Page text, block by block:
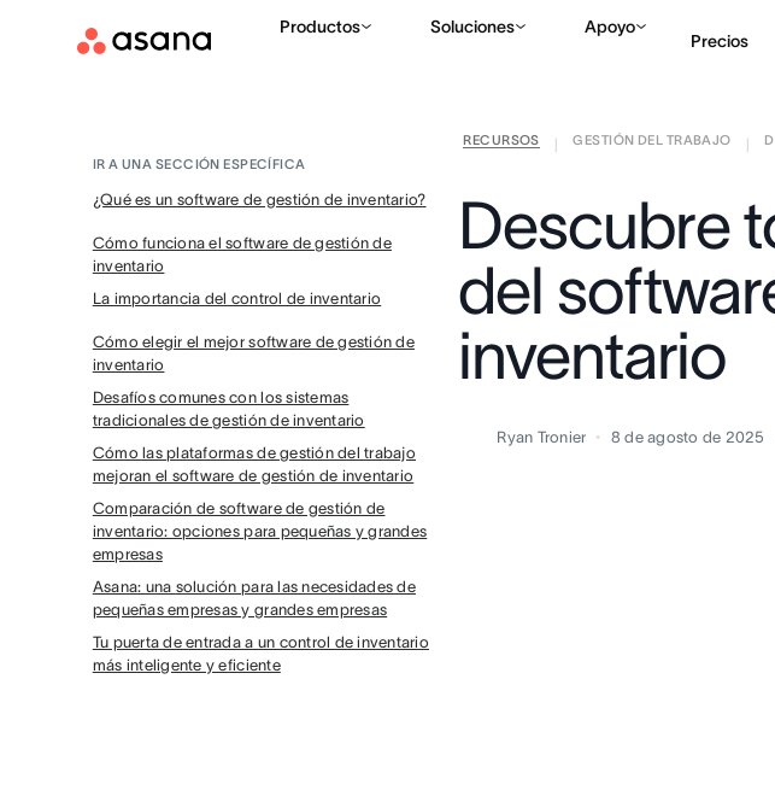
Productos Soluciones Apoyo
Precios
RECURSOS GESTIÓN DEL TRABAJO
Descubre
del
inventario
Ryan Tronier 8 de agosto de 2025
IR A UNA SECCIÓN ESPECÍFICA
¿Qué es un software de gestión de inventario?
Cómo funciona el software de gestión de
inventario
La importancia del control de inventario
Cómo elegir el mejor software de gestión de
inventario
Desafíos comunes con los sistemas
tradicionales de gestión de inventario
Cómo las plataformas de gestión del trabajo
mejoran el software de gestión de inventario
Comparación de software de gestión de
inventario: opciones para pequeñas y grandes
empresas
Asana: una solución para las necesidades de
pequeñas empresas y grandes empresas
Tu puerta de entrada a un control de inventario
más inteligente y eficiente